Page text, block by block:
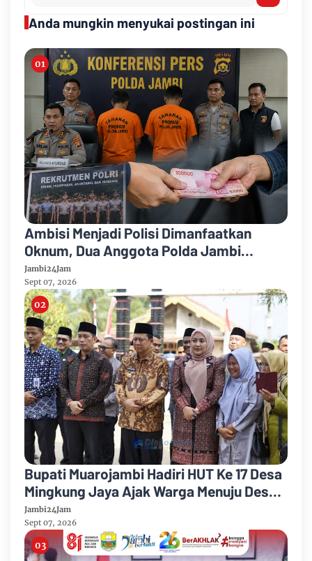
Anda mungkin menyukai postingan ini
Ambisi Menjadi Polisi Dimanfaatkan
Oknum, Dua Anggota Polda Jambi
Diduga Tipu Calon Bintara dengan Janji
Kelulusan
Jambi24Jam
Sept 07, 2026
Bupati Muarojambi Hadiri HUT Ke 17 Desa
Mingkung Jaya Ajak Warga Menuju Desa
Mandiri 2026
Jambi24Jam
Sept 07, 2026